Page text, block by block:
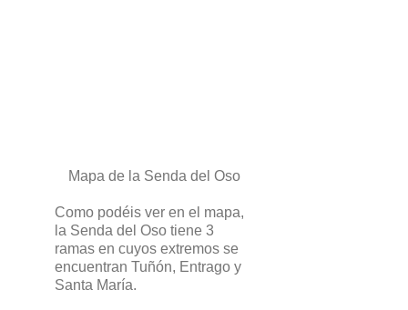
Mapa de la Senda del Oso
Como podéis ver en el mapa,
la Senda del Oso tiene 3
ramas en cuyos extremos se
encuentran Tuñón, Entrago y
Santa María.